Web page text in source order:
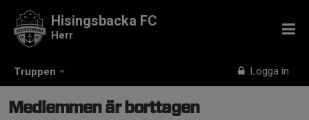
Truppen Logga in
Hisingsbacka FC
Herr
Medlemmen är borttagen